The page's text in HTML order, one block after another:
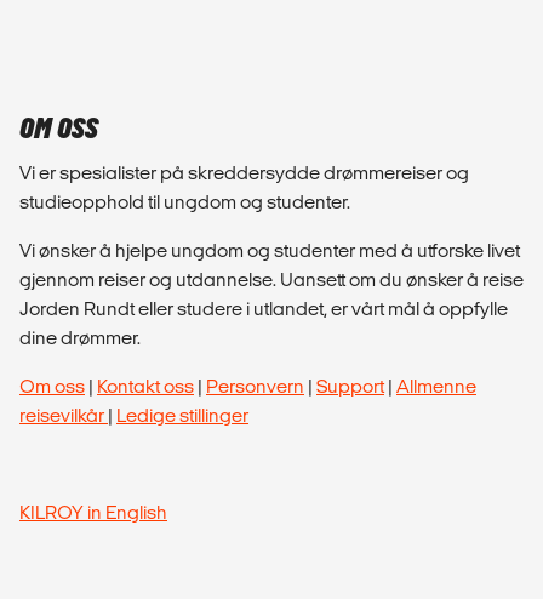
OM OSS
Vi er spesialister på skreddersydde drømmereiser og
studieopphold til ungdom og studenter.
Vi ønsker å hjelpe ungdom og studenter med å utforske livet
gjennom reiser og utdannelse. Uansett om du ønsker å reise
Jorden Rundt eller studere i utlandet, er vårt mål å oppfylle
dine drømmer.
Om oss | Kontakt oss | Personvern | Support| Allmenne
reisevilkår | Ledige stillinger
KILROY in English